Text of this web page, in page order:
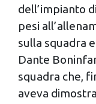
Utilizziamo i
annunci, per
analizzare il
informazioni sul
nostri partner che
pubblicità e social
con altre
dell’impianto
pesi
sulla squadra
Dante
squadra che,
aveva